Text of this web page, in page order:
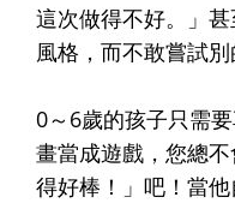
這次做得不好。」
風格，而不敢嘗試別
0～6歲的孩子只需
畫當成遊戲 ，您總
得好棒！」吧！當